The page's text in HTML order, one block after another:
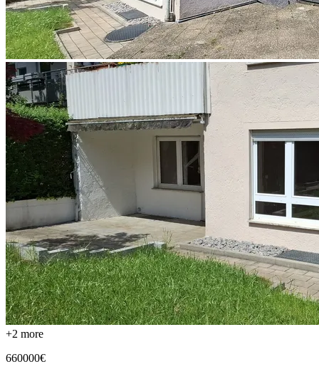
+2 more
660000€